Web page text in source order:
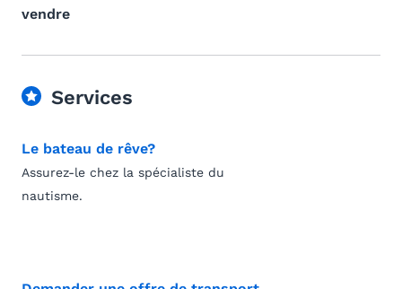
vendre
Services
Le bateau de rêve?
Assurez-le chez la spécialiste du
nautisme.